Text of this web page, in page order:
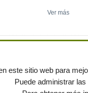
Ver más
reservados- Política de
este sitio web para
Puede administrar